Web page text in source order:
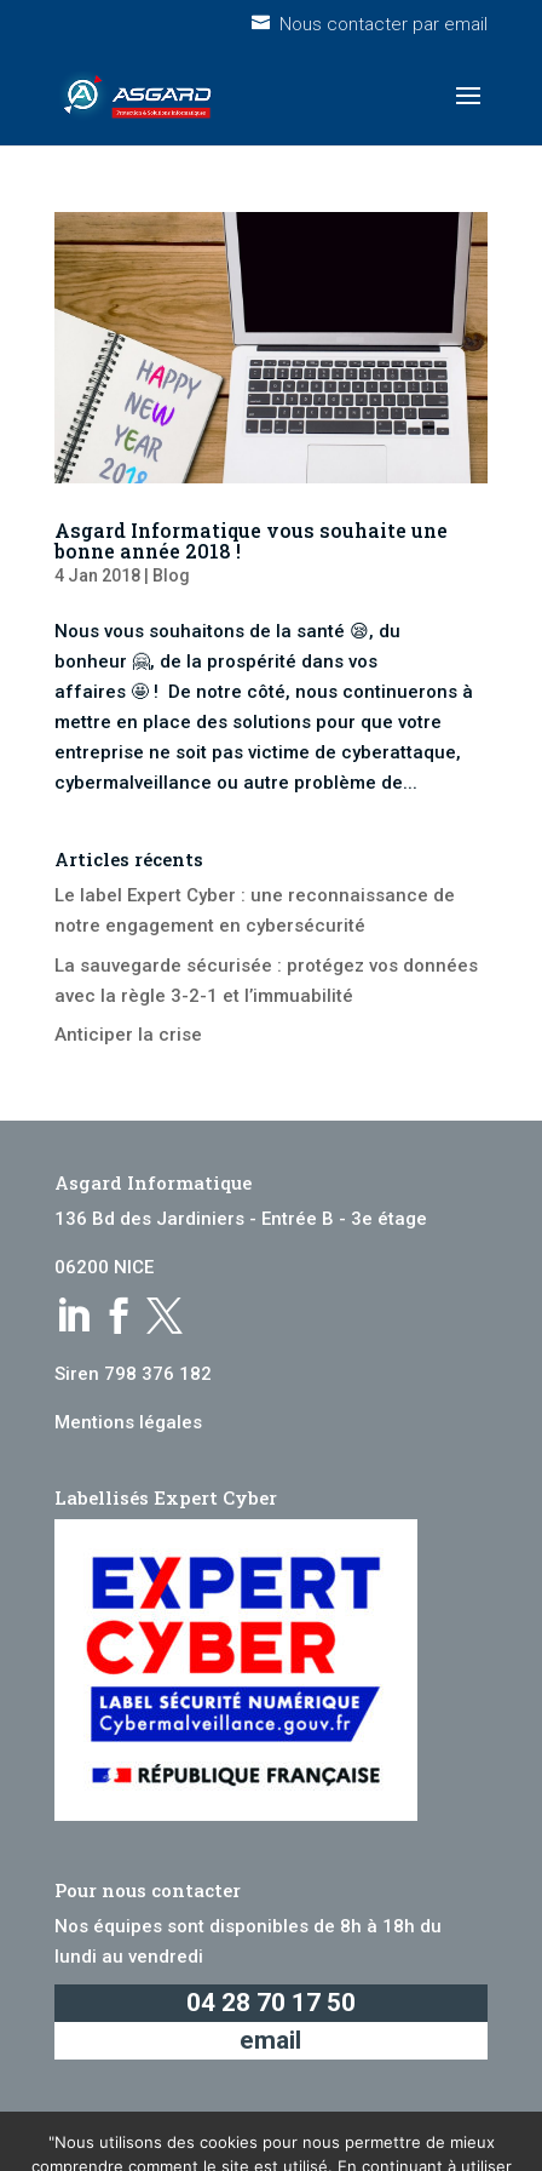
Nous contacter par email
Asgard Informatique vous souhaite une
bonne année 2018 !
4 Jan 2018| Blog
Nous vous souhaitons de la santé 😪, du
bonheur 🤗, de la prospérité dans vos
affaires 🤩 ! De notre côté, nous continuerons à
mettre en place des solutions pour que votre
entreprise ne soit pas victime de cyberattaque,
cybermalveillance ou autre problème de...
Articles récents
Le label Expert Cyber : une reconnaissance de
notre engagement en cybersécurité
La sauvegarde sécurisée : protégez vos données
avec la règle 3-2-1 et l’immuabilité
Anticiper la crise
Asgard Informatique
136 Bd des Jardiniers - Entrée B - 3e étage
06200 NICE
  
Siren 798 376 182
Mentions légales
Labellisés Expert Cyber
Pour nous contacter
Nos équipes sont disponibles de 8h à 18h du
lundi au vendredi
04 28 70 17 50
email
"Nous utilisons des cookies pour nous permettre de mieux
comprendre comment le site est utilisé. En continuant à utiliser